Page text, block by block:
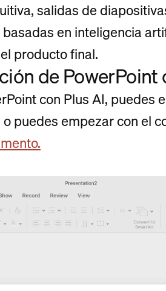
salidas de
en inteligencia
producto final.
de PowerPoint
con Plus AI, puedes
o puedes empezar con el